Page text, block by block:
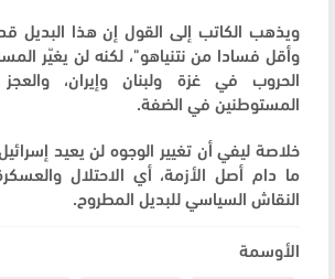
ويذهب الكاتب إلى القول إن هذا البديل
وأقل فسادا من نتنياهو"، لكنه لن يغيّر
الحروب في غزة ولبنان وإيران،
المستوطنين في الضفة.
خلاصة ليفي أن تغيير الوجوه لن يعيد
ما دام أصل الأزمة، أي الاحتلال
النقاش السياسي للبديل المطروح.
الأوسمة